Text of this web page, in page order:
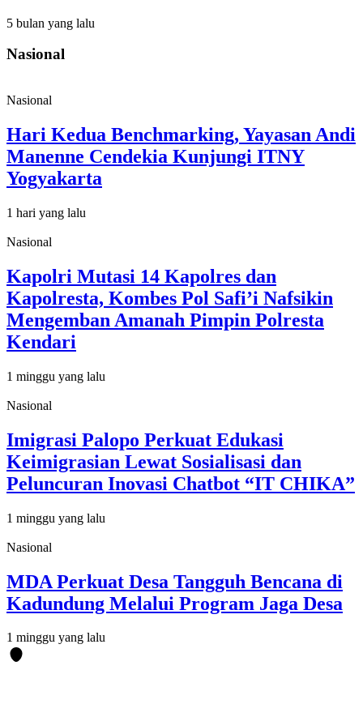
5 bulan yang lalu
Nasional
Nasional
Hari Kedua Benchmarking, Yayasan Andi
Manenne Cendekia Kunjungi ITNY
Yogyakarta
1 hari yang lalu
Nasional
Kapolri Mutasi 14 Kapolres dan
Kapolresta, Kombes Pol Safi’i Nafsikin
Mengemban Amanah Pimpin Polresta
Kendari
1 minggu yang lalu
Nasional
Imigrasi Palopo Perkuat Edukasi
Keimigrasian Lewat Sosialisasi dan
Peluncuran Inovasi Chatbot “IT CHIKA”
1 minggu yang lalu
Nasional
MDA Perkuat Desa Tangguh Bencana di
Kadundung Melalui Program Jaga Desa
1 minggu yang lalu